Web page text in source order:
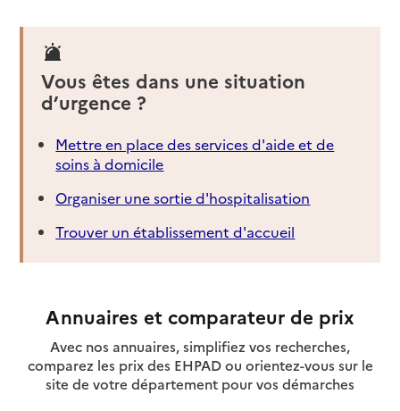
Vous êtes dans une situation
d’urgence ?
Mettre en place des services d'aide et de
soins à domicile
Organiser une sortie d'hospitalisation
Trouver un établissement d'accueil
Annuaires et comparateur de prix
Avec nos annuaires, simplifiez vos recherches,
comparez les prix des EHPAD ou orientez-vous sur le
site de votre département pour vos démarches